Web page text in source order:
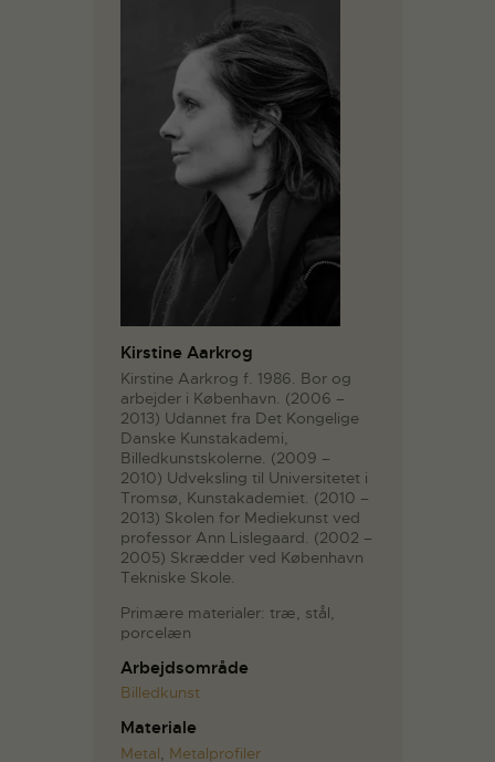
Kirstine Aarkrog
Kirstine Aarkrog f. 1986. Bor og
arbejder i København. (2006 –
2013) Udannet fra Det Kongelige
Danske Kunstakademi,
Billedkunstskolerne. (2009 –
2010) Udveksling til Universitetet i
Tromsø, Kunstakademiet. (2010 –
2013) Skolen for Mediekunst ved
professor Ann Lislegaard. (2002 –
2005) Skrædder ved København
Tekniske Skole.
Primære materialer: træ, stål,
porcelæn
Arbejdsområde
Billedkunst
Materiale
Metal, Metalprofiler